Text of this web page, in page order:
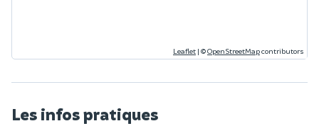
Leaflet | ©OpenStreetMapcontributors
Les infos pratiques